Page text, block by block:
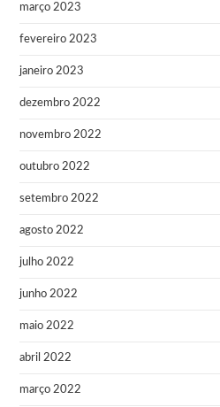
março 2023
fevereiro 2023
janeiro 2023
dezembro 2022
novembro 2022
outubro 2022
setembro 2022
agosto 2022
julho 2022
junho 2022
maio 2022
abril 2022
março 2022